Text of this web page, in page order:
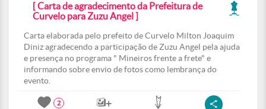
[ Carta de agradecimento da Prefeitura de
Curvelo para Zuzu Angel ]
Carta elaborada pelo prefeito de Curvelo Milton Joaquim
Diniz agradecendo a participação de Zuzu Angel pela ajuda
e presença no programa " Mineiros frente a frete" e
informando sobre envio de fotos como lembrança do
evento.
2